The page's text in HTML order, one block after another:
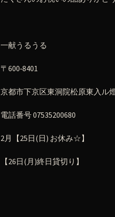
一献うるうる
〒600‐8401
京都市下京区東洞院松原東入ル
電話番号 07535200680
2月【25日(日) お休み☆】
【26日(月)終日貸切り】